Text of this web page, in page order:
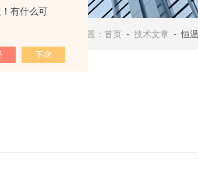
有什么可
当前位置： 首页 - 技术文章 - 恒